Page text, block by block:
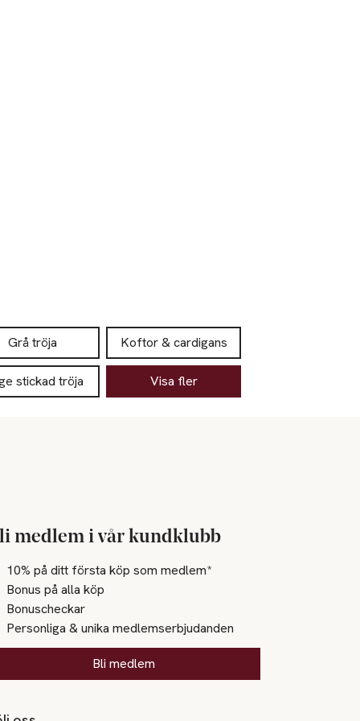
Grå tröja Koftor & cardigans
stickad tröja Visa fler
medlem i vår kundklubb
10% på ditt första köp som medlem*
Bonus på alla köp
Bonuscheckar
Personliga & unika medlemserbjudanden
Bli medlem